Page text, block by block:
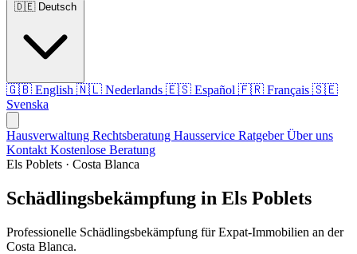
🇩🇪 Deutsch
🇬🇧 English 🇳🇱 Nederlands 🇪🇸 Español 🇫🇷 Français 🇸🇪
Svenska
Hausverwaltung Rechtsberatung Hausservice RatgeberÜber uns
Kontakt Kostenlose Beratung
Els Poblets · Costa Blanca
Schädlingsbekämpfung in Els Poblets
Professionelle Schädlingsbekämpfung für Expat-Immobilien an der
Costa Blanca.